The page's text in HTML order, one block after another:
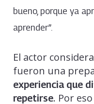
bueno, porque ya
aprender”.
El actor
fueron una
experiencia que
repetirse. Por